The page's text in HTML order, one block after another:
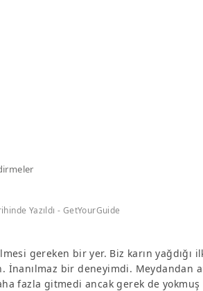
Yazıldı - GetYourGuide
gereken bir yer. Biz karın yağdığı
İnanılmaz bir deneyimdi. Meydandan
fazla gitmedi ancak gerek de yokmuş